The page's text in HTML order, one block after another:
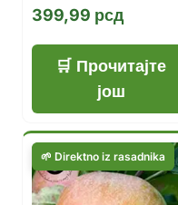
399,99 рсд
Прочитајте
још